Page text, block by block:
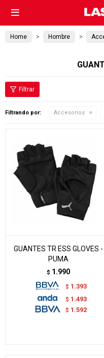

Home Hombre
Filtrando por: Accesorios
GUANTES TR ESS GLOVES -
PUMA
$ 1.990
$ 1.393
$ 1.493
$ 1.592